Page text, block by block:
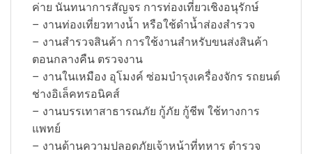
ค่าย นันทนาการสัญจร การท่องเที่ยวเชิงอนุรักษ์
– งานท่องเที่ยวทางน้ำ หรือใช้ดำน้ำส่องสำรวจ
– งานสำรวจสินค้า การใช้งานสำหรับขนส่งสินค้า
ตอนกลางคืน ตรวจงาน
– งานในเหมือง อุโมงค์ ซ่อมบำรุงเครื่องจักร รถยนต์
ช่างอิเล็คทรอนิคส์
– งานบรรเทาสาธารณภัย กู้ภัย กู้ชีพ ใช้ทางการ
แพทย์
– งานด้านความปลอดภัยเจ้าหน้าที่ทหาร ตำรวจ